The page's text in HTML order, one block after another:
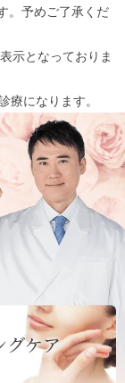
。予めご了承くだ
示となっておりま
療になります。
グケア